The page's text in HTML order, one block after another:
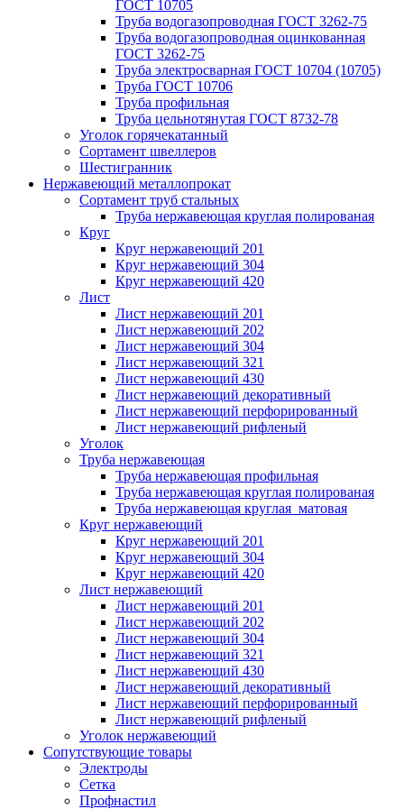
ГОСТ 10705
Труба водогазопроводная ГОСТ 3262-75
Труба водогазопроводная оцинкованная
ГОСТ 3262-75
Труба электросварная ГОСТ 10704 (10705)
Труба ГОСТ 10706
Труба профильная
Труба цельнотянутая ГОСТ 8732-78
Уголок горячекатанный
Сортамент швеллеров
Шестигранник
Нержавеющий металлопрокат
Сортамент труб стальных
Труба нержавеющая круглая полированая
Круг
Круг нержавеющий 201
Круг нержавеющий 304
Круг нержавеющий 420
Лист
Лист нержавеющий 201
Лист нержавеющий 202
Лист нержавеющий 304
Лист нержавеющий 321
Лист нержавеющий 430
Лист нержавеющий декоративный
Лист нержавеющий перфорированный
Лист нержавеющий рифленый
Уголок
Труба нержавеющая
Труба нержавеющая профильная
Труба нержавеющая круглая полированая
Труба нержавеющая круглая матовая
Круг нержавеющий
Круг нержавеющий 201
Круг нержавеющий 304
Круг нержавеющий 420
Лист нержавеющий
Лист нержавеющий 201
Лист нержавеющий 202
Лист нержавеющий 304
Лист нержавеющий 321
Лист нержавеющий 430
Лист нержавеющий декоративный
Лист нержавеющий перфорированный
Лист нержавеющий рифленый
Уголок нержавеющий
Cопутствующие товары
Электроды
Сетка
Профнастил